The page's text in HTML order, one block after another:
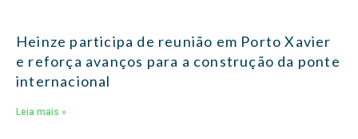
Heinze participa de reunião em Porto Xavier
e reforça avanços para a construção da ponte
internacional
Leia mais »